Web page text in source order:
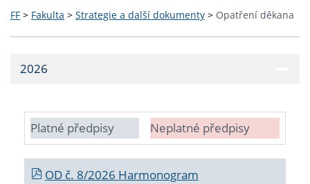
FF > Fakulta > Strategie a další dokumenty > Opatření děkana
2026
Platné předpisy Neplatné předpisy
OD č. 8/2026 Harmonogram